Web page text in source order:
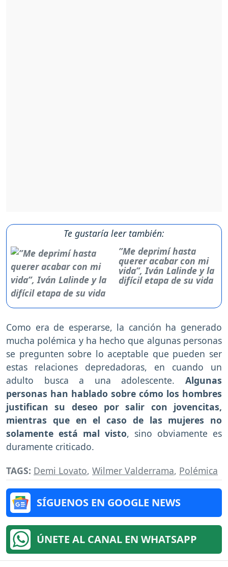
Te gustaría leer también:
”Me deprimí hasta
querer acabar con mi
vida”, Iván Lalinde y la
difícil etapa de su vida
Como era de esperarse, la canción ha generado
mucha polémica y ha hecho que algunas personas
se pregunten sobre lo aceptable que pueden ser
estas relaciones depredadoras, en cuando un
adulto busca a una adolescente. Algunas
personas han hablado sobre cómo los hombres
justifican su deseo por salir con jovencitas,
mientras que en el caso de las mujeres no
solamente está mal visto, sino obviamente es
duramente criticado.
TAGS: Demi Lovato, Wilmer Valderrama, Polémica
SÍGUENOS EN GOOGLE NEWS
ÚNETE AL CANAL EN WHATSAPP